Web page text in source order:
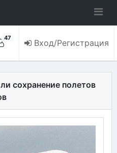
47 Вход/Регистрация
сохранение полетов